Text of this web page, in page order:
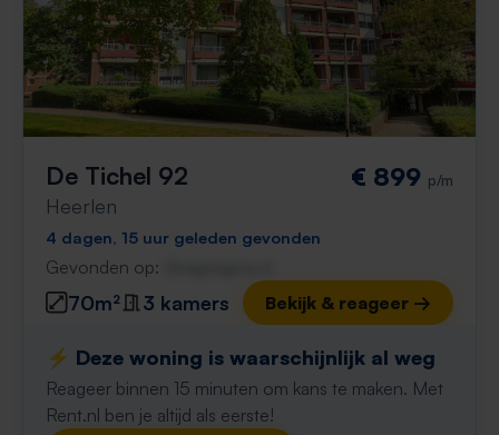
De Tichel 92
Heerlen
€ 899 p/m
4 dagen, 15 uur geleden gevonden
Gevonden op:
70m² 3 kamers Bekijk & reageer →
⚡️ Deze woning is waarschijnlijk al weg
Reageer binnen 15 minuten om kans te maken. Met
Rent.nl ben je altijd als eerste!